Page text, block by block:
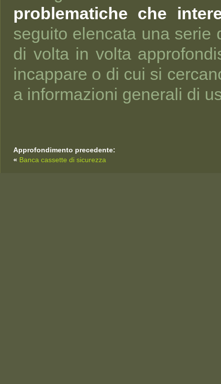
problematiche che
seguito elencata una serie
di volta in volta
incappare o di cui si
a informazioni generali di
Approfondimento precedente:
« Banca cassette di sicurezza